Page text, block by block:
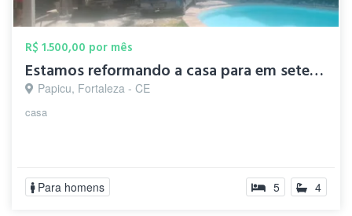
R$ 1.500,00 por mês
Estamos reformando a casa para em setemb...
Papicu, Fortaleza - CE
casa
Para homens 5 4